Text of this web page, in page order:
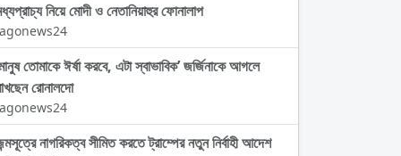
নিয়ে মোদী ও নেতানিয়াহুর ফোনালাপ
তোমাকে ঈর্ষা করবে, এটা স্বাভাবিক’ জর্জিনাকে আগলে
রোনালদো
নাগরিকত্ব সীমিত করতে ট্রাম্পের নতুন নির্বাহী আদেশ